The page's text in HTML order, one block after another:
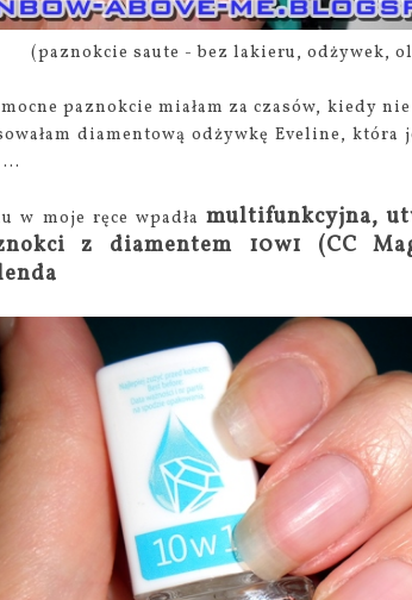
(paznokcie saute - bez lakieru, odżywek,
paznokcie miałam za czasów, kiedy
diamentową odżywkę Eveline, która
w moje ręce wpadłamultifunkcyjna,
z diamentem 10w1 (CC